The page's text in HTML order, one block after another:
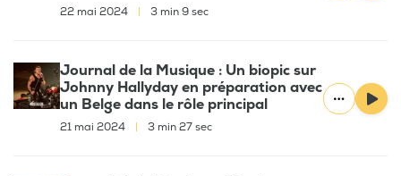
22 mai 2024 3 min 9 sec
Journal de la Musique : Un biopic sur
Johnny Hallyday en préparation avec
un Belge dans le rôle principal
21 mai 2024 3 min 27 sec